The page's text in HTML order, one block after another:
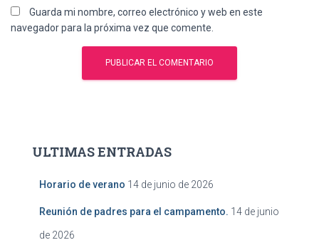
Guarda mi nombre, correo electrónico y web en este
navegador para la próxima vez que comente.
ULTIMAS ENTRADAS
Horario de verano 14 de junio de 2026
Reunión de padres para el campamento. 14 de junio
de 2026